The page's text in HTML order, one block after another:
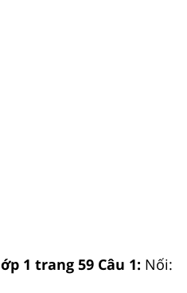
1 trang 59 Câu 1: Nối: